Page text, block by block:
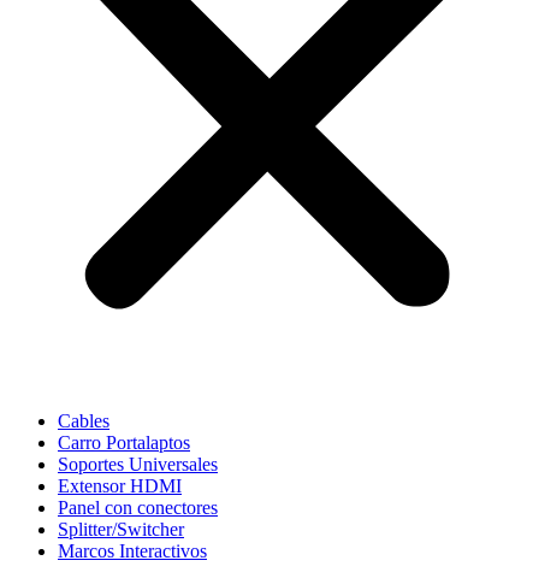
Cables
Carro Portalaptos
Soportes Universales
Extensor HDMI
Panel con conectores
Splitter/Switcher
Marcos Interactivos